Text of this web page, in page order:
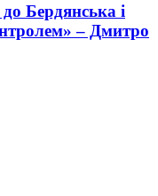
Бердянська і
– Дмитро